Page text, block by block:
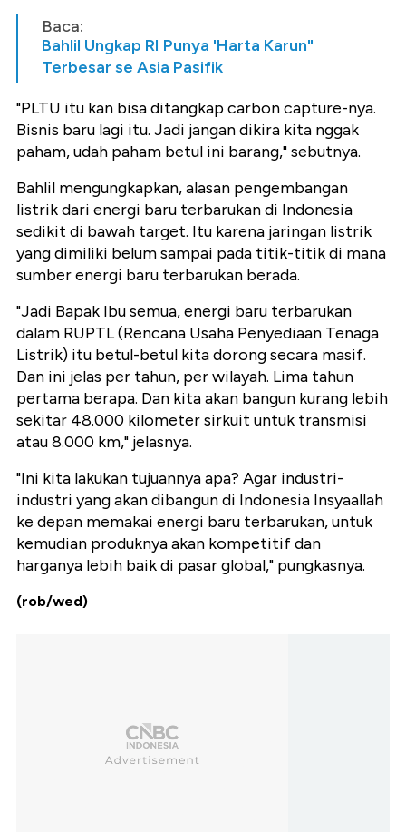
Baca:
Bahlil Ungkap RI Punya 'Harta Karun"
Terbesar se Asia Pasifik
"PLTU itu kan bisa ditangkap carbon capture-nya.
Bisnis baru lagi itu. Jadi jangan dikira kita nggak
paham, udah paham betul ini barang," sebutnya.
Bahlil mengungkapkan, alasan pengembangan
listrik dari energi baru terbarukan di Indonesia
sedikit di bawah target. Itu karena jaringan listrik
yang dimiliki belum sampai pada titik-titik di mana
sumber energi baru terbarukan berada.
"Jadi Bapak Ibu semua, energi baru terbarukan
dalam RUPTL (Rencana Usaha Penyediaan Tenaga
Listrik) itu betul-betul kita dorong secara masif.
Dan ini jelas per tahun, per wilayah. Lima tahun
pertama berapa. Dan kita akan bangun kurang lebih
sekitar 48.000 kilometer sirkuit untuk transmisi
atau 8.000 km," jelasnya.
"Ini kita lakukan tujuannya apa? Agar industri-
industri yang akan dibangun di Indonesia Insyaallah
ke depan memakai energi baru terbarukan, untuk
kemudian produknya akan kompetitif dan
harganya lebih baik di pasar global," pungkasnya.
(rob/wed)